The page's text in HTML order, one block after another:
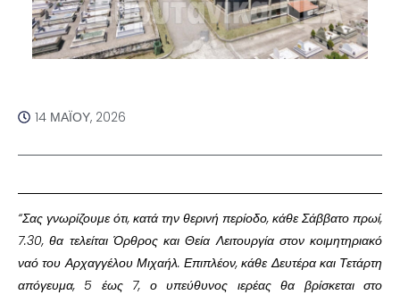
14 ΜΑΪ́ΟΥ, 2026
“Σας γνωρίζουμε ότι, κατά την θερινή περίοδο, κάθε Σάββατο πρωί,
7.30, θα τελείται Όρθρος και Θεία Λειτουργία στον κοιμητηριακό
ναό του Αρχαγγέλου Μιχαήλ. Επιπλέον, κάθε Δευτέρα και Τετάρτη
απόγευμα, 5 έως 7, ο υπεύθυνος ιερέας θα βρίσκεται στο